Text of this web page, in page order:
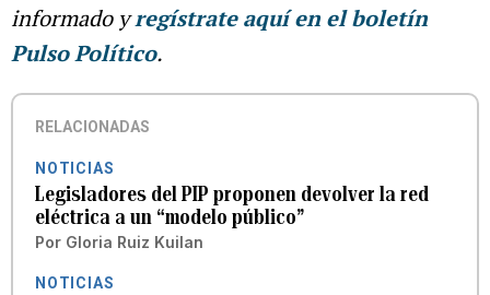
informado yregístrate aquí en el boletín
Pulso Político.
RELACIONADAS
NOTICIAS
Legisladores del PIP proponen devolver la red
eléctrica a un “modelo público”
Por Gloria Ruiz Kuilan
NOTICIAS